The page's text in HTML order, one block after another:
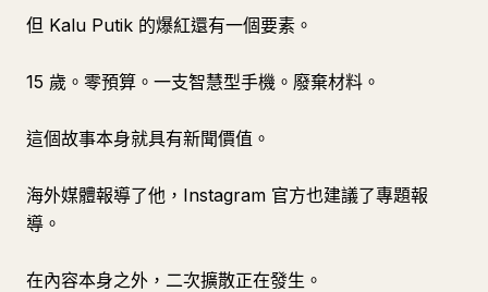
但 Kalu Putik 的爆紅還有一個要素。
15 歲。零預算。一支智慧型手機。廢棄材料。
這個故事本身就具有新聞價值。
海外媒體報導了他，Instagram 官方也建議了專題報
導。
在內容本身之外，二次擴散正在發生。